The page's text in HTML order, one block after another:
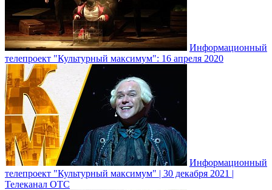
Информационный
телепроект "Культурный максимум": 16 апреля 2020
Информационный
телепроект "Культурный максимум" | 30 декабря 2021 |
Телеканал ОТС